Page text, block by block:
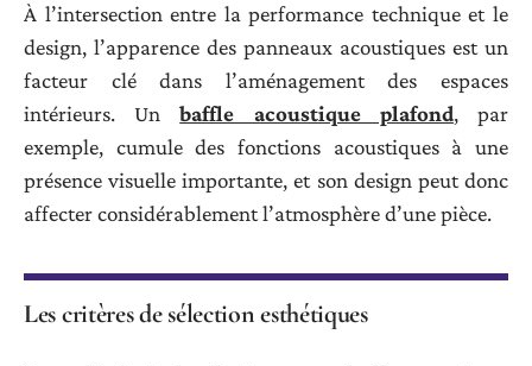
À l’intersection entre la performance technique et le
design, l’apparence des panneaux acoustiques est un
facteur clé dans l’aménagement des espaces
intérieurs. Unbaffle acoustique plafond, par
exemple, cumule des fonctions acoustiques à une
présence visuelle importante, et son design peut donc
affecter considérablement l’atmosphère d’une pièce.
Les critères de sélection esthétiques